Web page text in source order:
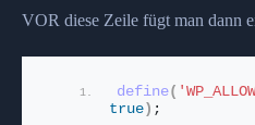
VOR diese Zeile fügt man dann
define(
true ) ;